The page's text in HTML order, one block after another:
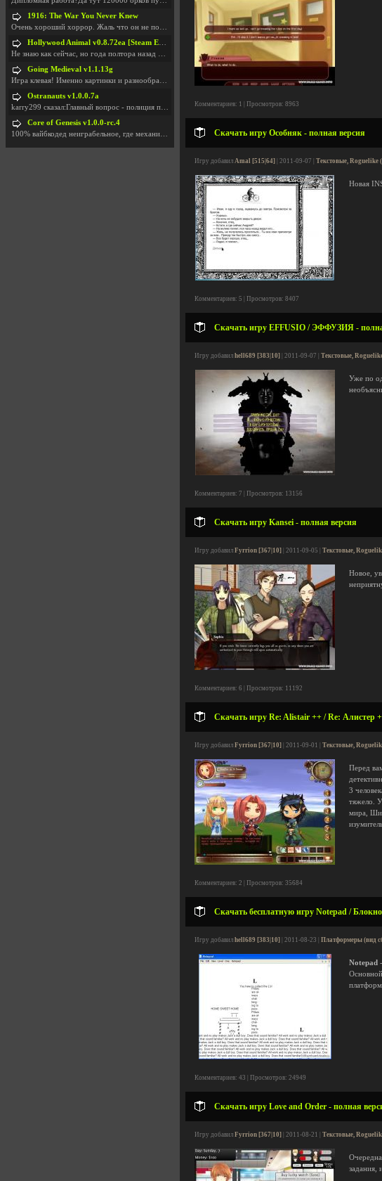
Комментариев: 1 | Просмотров: 8963
Скачать игру Особняк - полная версия
Игру добавил Amal [515|64] | 2011-09-07 | Текстовые, Roguelike
Новая
Комментариев: 5 | Просмотров: 8407
Скачать игру EFFUSIO / ЭФФУЗИЯ -
Игру добавил hell689 [383|10] | 2011-09-07 | Текстовые,
Уже по
Комментариев: 7 | Просмотров: 13156
Скачать игру Kansei - полная версия
Игру добавил Fyrrion [367|10] | 2011-09-05 | Текстовые,
Новое,
Комментариев: 6 | Просмотров: 11192
Скачать игру Re: Alistair ++ / Re: Алистер
Игру добавил Fyrrion [367|10] | 2011-09-01 | Текстовые,
Перед
3
тяжело.
мира,
Комментариев: 2 | Просмотров: 35684
Скачать бесплатную игру Notepad /
Игру добавил hell689 [383|10] | 2011-08-23 | Платформеры (вид
Notepad
Комментариев: 43 | Просмотров: 24949
Скачать игру Love and Order - полная
Игру добавил Fyrrion [367|10] | 2011-08-21 | Текстовые,
задания,
1916: The War You Never Knew
Очень хороший хоррор. Жаль что он не получил должн
Hollywood Animal v0.8.72ea [Steam Early Access]
Не знаю как сейчас, но года полтора назад игра был
Going Medieval v1.1.13g
Игра клевая! Именно картинки и разнообразия в стро
Ostranauts v1.0.0.7a
karry299 сказал:Главный вопрос - полиция по-прежне
Core of Genesis v1.0.0-rc.4
100% вайбкодед неиграбельное, где механики знает т